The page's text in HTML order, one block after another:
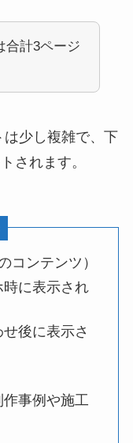
合計3ページ
は少し複雑で、下
されます。
コンテンツ）
に表示され
後に表示さ
事例や施工